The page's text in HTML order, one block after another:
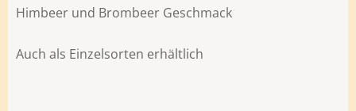
Himbeer und Brombeer Geschmack
Auch als Einzelsorten erhältlich